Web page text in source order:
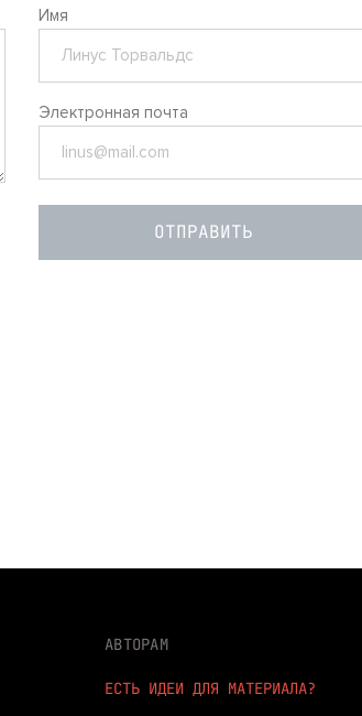
Имя
Электронная почта
АВТОРАМ
ЕСТЬ ИДЕИ ДЛЯ МАТЕРИАЛА?